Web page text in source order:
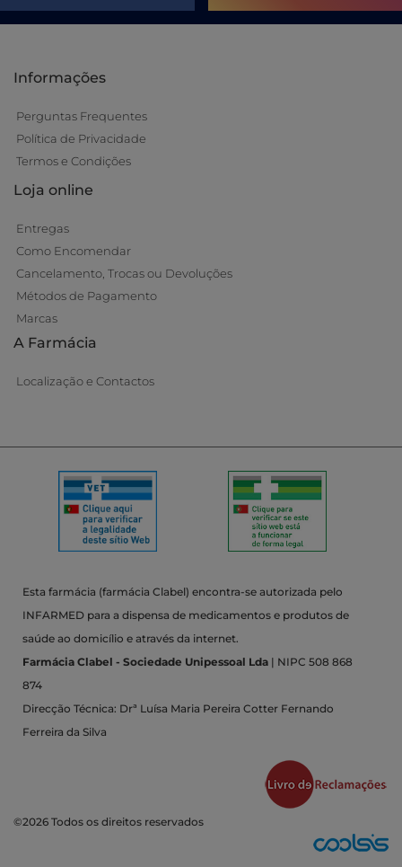
Informações
Perguntas Frequentes
Política de Privacidade
Termos e Condições
Loja online
Entregas
Como Encomendar
Cancelamento, Trocas ou Devoluções
Métodos de Pagamento
Marcas
A Farmácia
Localização e Contactos
Esta farmácia (farmácia Clabel) encontra-se autorizada pelo
INFARMED para a dispensa de medicamentos e produtos de
saúde ao domicílio e através da internet.
Farmácia Clabel - Sociedade Unipessoal Lda | NIPC 508 868
874
Direcção Técnica: Drª Luísa Maria Pereira Cotter Fernando
Ferreira da Silva
©2026 Todos os direitos reservados